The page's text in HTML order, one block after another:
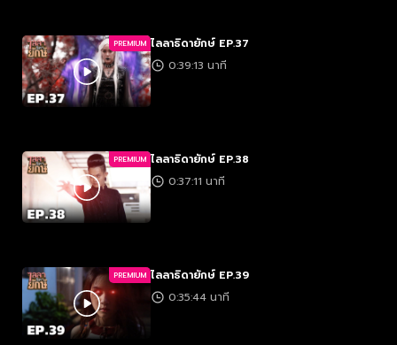
PREMIUM ไลลาธิดายักษ์ EP.37
0:39:13 นาที
PREMIUM ไลลาธิดายักษ์ EP.38
0:37:11 นาที
PREMIUM ไลลาธิดายักษ์ EP.39
0:35:44 นาที